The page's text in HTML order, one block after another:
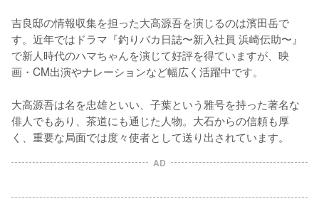
吉良邸の情報収集を担った大高源吾を演じるのは濱田岳で
す。近年ではドラマ『釣りバカ日誌〜新入社員 浜崎伝助〜』
で新人時代のハマちゃんを演じて好評を得ていますが、映
画・CM出演やナレーションなど幅広く活躍中です。
大高源吾は名を忠雄といい、子葉という雅号を持った著名な
俳人でもあり、茶道にも通じた人物。大石からの信頼も厚
く、重要な局面では度々使者として送り出されています。
AD